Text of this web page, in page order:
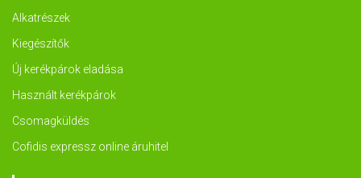
Alkatrészek
Kiegészítők
Új kerékpárok eladása
Használt kerékpárok
Csomagküldés
Cofidis expressz online áruhitel